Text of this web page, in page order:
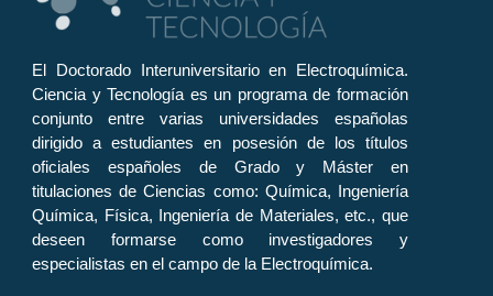
El Doctorado Interuniversitario en Electroquímica.
Ciencia y Tecnología es un programa de formación
conjunto entre varias universidades españolas
dirigido a estudiantes en posesión de los títulos
oficiales españoles de Grado y Máster en
titulaciones de Ciencias como: Química, Ingeniería
Química, Física, Ingeniería de Materiales, etc., que
deseen formarse como investigadores y
especialistas en el campo de la Electroquímica.